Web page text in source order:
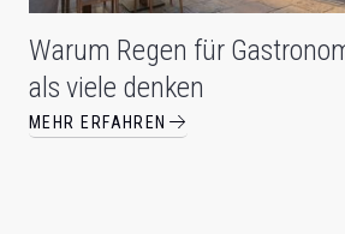
Warum Regen für
als viele denken
MEHR ERFAHREN